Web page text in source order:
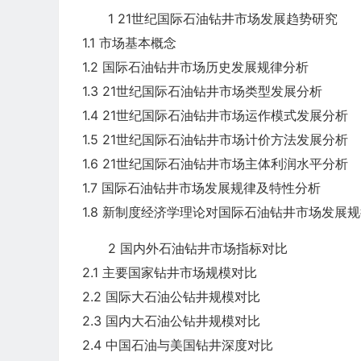
1 21世纪国际石油钻井市场发展趋势研究
1.1 市场基本概念
1.2 国际石油钻井市场历史发展规律分析
1.3 21世纪国际石油钻井市场类型发展分析
1.4 21世纪国际石油钻井市场运作模式发展分析
1.5 21世纪国际石油钻井市场计价方法发展分析
1.6 21世纪国际石油钻井市场主体利润水平分析
1.7 国际石油钻井市场发展规律及特性分析
1.8 新制度经济学理论对国际石油钻井市场发展
2 国内外石油钻井市场指标对比
2.1 主要国家钻井市场规模对比
2.2 国际大石油公钻井规模对比
2.3 国内大石油公钻井规模对比
2.4 中国石油与美国钻井深度对比